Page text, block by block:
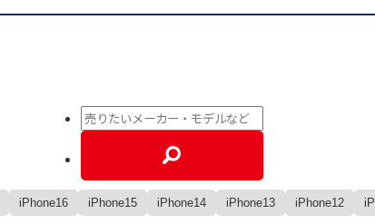
iPhone16 iPhone15 iPhone14 iPhone13 iPhone12